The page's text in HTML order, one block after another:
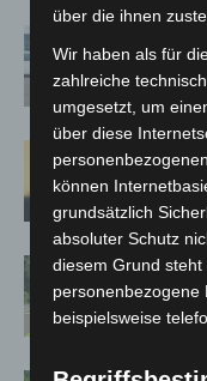
über die ihnen
Wir haben als für
zahlreiche
umgesetzt, um
über diese
können
grundsätzlich
absoluter Schutz
diesem Grund steht
personenbezogene
beispielsweise